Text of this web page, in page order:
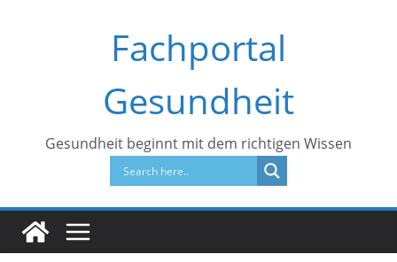
Fachportal
Gesundheit
Gesundheit beginnt mit dem richtigen Wissen